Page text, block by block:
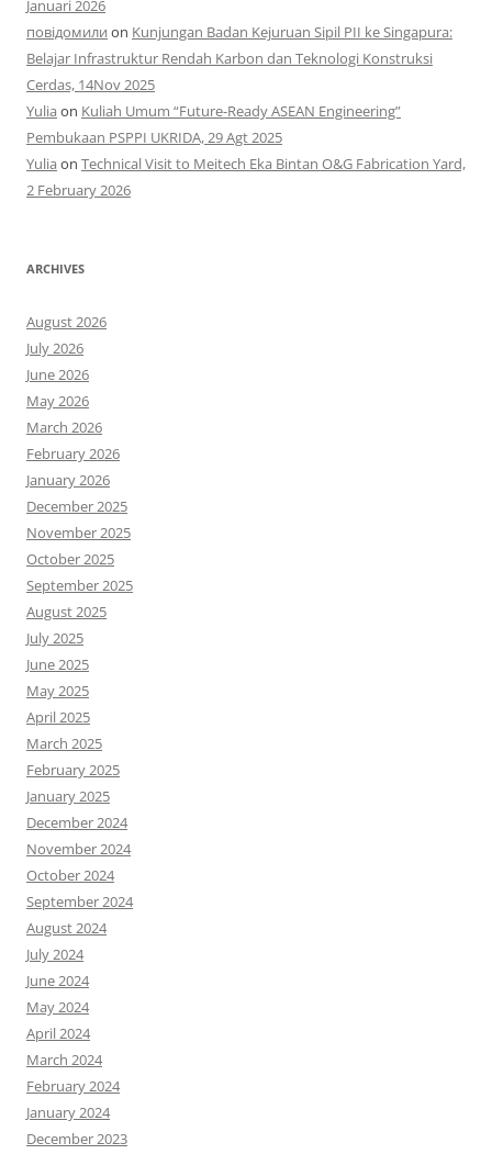
Januari 2026
повідомили on Kunjungan Badan Kejuruan Sipil PII ke Singapura:
Belajar Infrastruktur Rendah Karbon dan Teknologi Konstruksi
Cerdas, 14Nov 2025
Yulia on Kuliah Umum “Future-Ready ASEAN Engineering”
Pembukaan PSPPI UKRIDA, 29 Agt 2025
Yulia on Technical Visit to Meitech Eka Bintan O&G Fabrication Yard,
2 February 2026
ARCHIVES
August 2026
July 2026
June 2026
May 2026
March 2026
February 2026
January 2026
December 2025
November 2025
October 2025
September 2025
August 2025
July 2025
June 2025
May 2025
April 2025
March 2025
February 2025
January 2025
December 2024
November 2024
October 2024
September 2024
August 2024
July 2024
June 2024
May 2024
April 2024
March 2024
February 2024
January 2024
December 2023